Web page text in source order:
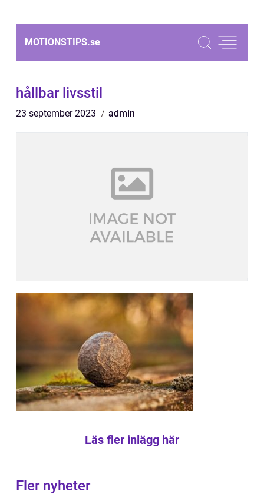
MOTIONSTIPS.se
hållbar livsstil
23 september 2023 admin
Läs fler inlägg här
Fler nyheter